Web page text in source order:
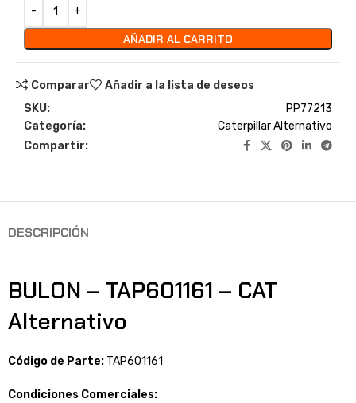
AÑADIR AL CARRITO
Comparar
Añadir a la lista de deseos
SKU:
PP77213
Categoría:
Caterpillar Alternativo
Compartir:
DESCRIPCIÓN
BULON – TAP601161 – CAT
Alternativo
Código de Parte: TAP601161
Condiciones Comerciales: